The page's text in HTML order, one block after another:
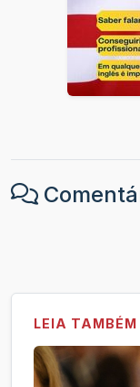
LEIA TAMBÉM